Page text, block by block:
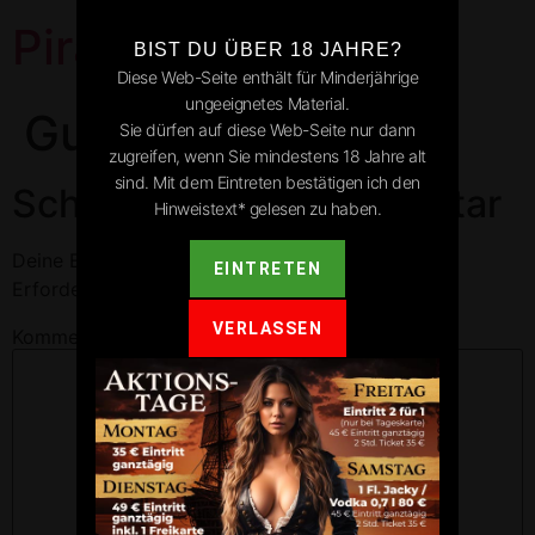
Pirates Park
Gutach
Schreibe einen Kommentar
Deine E-Mail-Adresse wird nicht veröffentlicht.
BIST DU ÜBER 18 JAHRE?
Diese Web-Seite enthält für Minderjährige
ungeeignetes Material.
Sie dürfen auf diese Web-Seite nur dann
zugreifen, wenn Sie mindestens 18 Jahre alt
sind. Mit dem Eintreten bestätigen ich den
Hinweistext* gelesen zu haben.
EINTRETEN
VERLASSEN